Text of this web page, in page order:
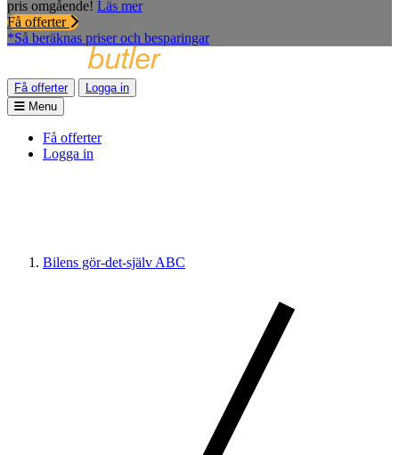
pris omgående! Läs mer
Få offerter
*Så beräknas priser och besparingar
Få offerter
Logga in
Menu
Få offerter
Logga in
Bilens gör-det-själv ABC